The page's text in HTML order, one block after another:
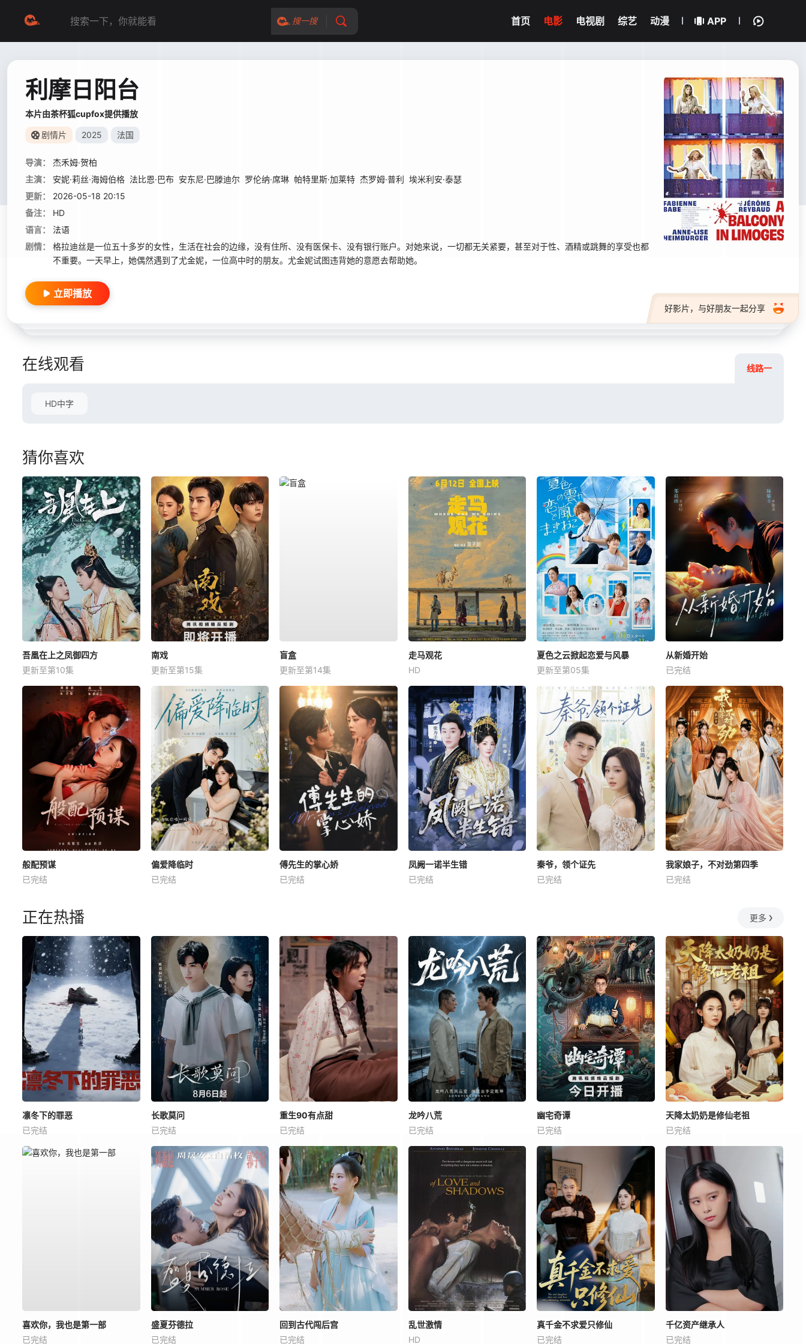
搜一搜 首页 电影 电视剧 综艺 动漫 APP
利摩日阳台
本片由茶杯狐cupfox提供播放
剧情片 2025 法国
导演：
杰禾姆·贺柏
主演：
安妮·莉丝·海姆伯格 法比恩·巴布 安东尼·巴滕迪尔 罗伦纳·席琳 ‌帕特里斯·加莱特 杰罗姆·普利 埃米利安·泰瑟
更新：
2026-05-18 20:15
备注：
HD
语言：
法语
剧情：
格拉迪丝是一位五十多岁的女性，生活在社会的边缘，没有住所、没有医保卡、没有银行账户。对她来说，一切都无关紧要，甚至对于性、酒精或跳舞的享受也都
不重要。一天早上，她偶然遇到了尤金妮，一位高中时的朋友。尤金妮试图违背她的意愿去帮助她。
好影片，与好朋友一起分享
立即播放
在线观看 线路一
HD中字
猜你喜欢
吾凰在上之凤御四方
更新至第10集
南戏
更新至第15集
盲盒
更新至第14集
走马观花
HD
夏色之云掀起恋爱与风暴
更新至第05集
从新婚开始
已完结
般配预谋
已完结
偏爱降临时
已完结
傅先生的掌心娇
已完结
凤阙一诺半生错
已完结
秦爷，领个证先
已完结
我家娘子，不对劲第四季
已完结
正在热播 更多
凛冬下的罪恶
已完结
长歌莫问
已完结
重生90有点甜
已完结
龙吟八荒
已完结
幽宅奇谭
已完结
天降太奶奶是修仙老祖
已完结
喜欢你，我也是第一部
已完结
盛夏芬德拉
已完结
回到古代闯后宫
已完结
乱世激情
HD
真千金不求爱只修仙
已完结
千亿资产继承人
已完结